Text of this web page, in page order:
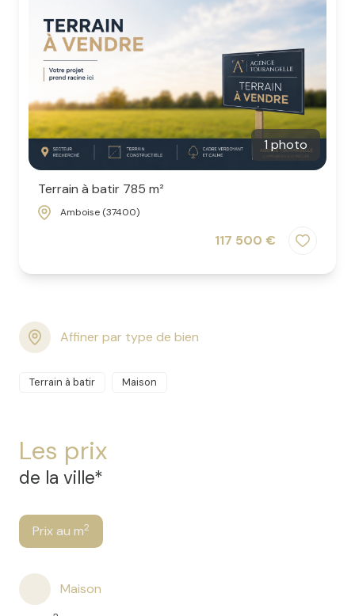
1 photo
Terrain à batir 785 m²
Amboise (37400)
117 500 €
Affiner par type de bien
Terrain à batir Maison
Les prix
de la ville*
Prix au m2
Maison